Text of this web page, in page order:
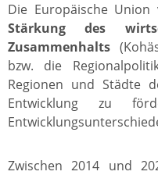
Die Europäische
Stärkung des
Zusammenhalts
bzw. die
Regionen und Städte
Entwicklung zu
Zwischen 2014 und